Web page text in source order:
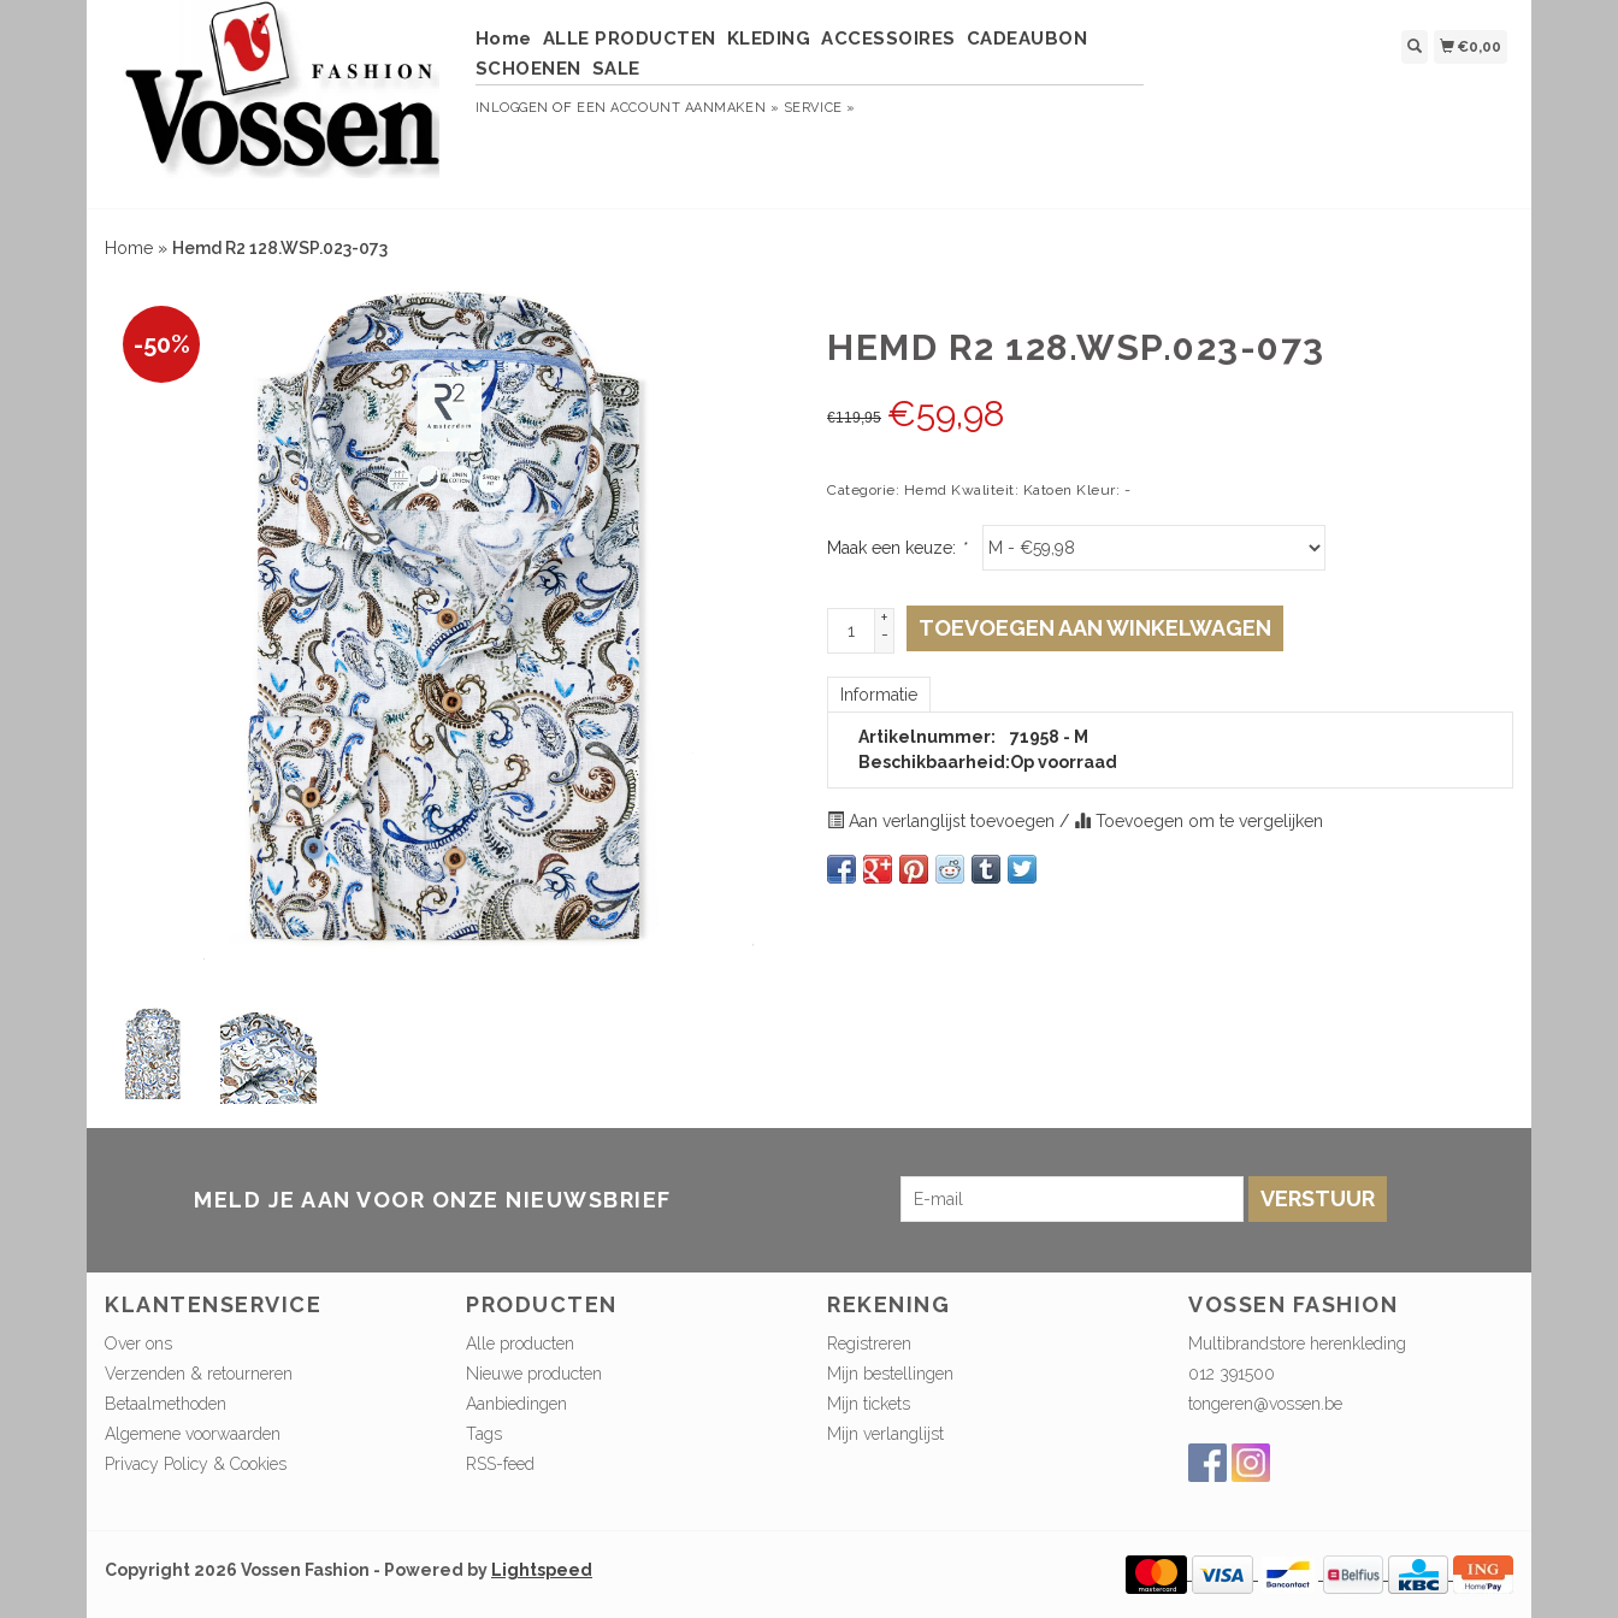
Home ALLE PRODUCTEN KLEDING ACCESSOIRES
CADEAUBON
SCHOENEN
SALE
INLOGGEN OF EEN ACCOUNT AANMAKEN » SERVICE »
€0,00
Home » Hemd R2 128.WSP.023-073
-50% HEMD R2 128.WSP.023-073
€119,95 €59,98
Categorie: Hemd Kwaliteit: Katoen Kleur: -
Maak een keuze: *
+
-
TOEVOEGEN AAN WINKELWAGEN
Informatie
Artikelnummer:
71958 - M
Beschikbaarheid:Op voorraad
Aan verlanglijst toevoegen / Toevoegen om te vergelijken
MELD JE AAN VOOR ONZE NIEUWSBRIEF VERSTUUR
KLANTENSERVICE
Over ons
Verzenden & retourneren
Betaalmethoden
Algemene voorwaarden
Privacy Policy & Cookies
PRODUCTEN
Alle producten
Nieuwe producten
Aanbiedingen
Tags
RSS-feed
REKENING
Registreren
Mijn bestellingen
Mijn tickets
Mijn verlanglijst
VOSSEN FASHION
Multibrandstore herenkleding
012 391500
tongeren@vossen.be
Copyright 2026 Vossen Fashion - Powered by Lightspeed